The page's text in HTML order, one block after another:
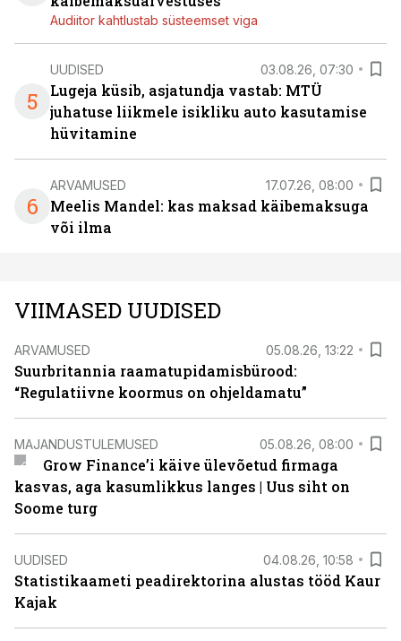
Audiitor kahtlustab süsteemset viga
5
UUDISED 03.08.26, 07:30
Lugeja küsib, asjatundja vastab: MTÜ
juhatuse liikmele isikliku auto kasutamise
hüvitamine
6
ARVAMUSED 17.07.26, 08:00
Meelis Mandel: kas maksad käibemaksuga
või ilma
VIIMASED UUDISED
ARVAMUSED 05.08.26, 13:22
Suurbritannia raamatupidamisbürood:
“Regulatiivne koormus on ohjeldamatu”
MAJANDUSTULEMUSED 05.08.26, 08:00
Grow Finance’i käive ülevõetud firmaga
kasvas, aga kasumlikkus langes | Uus siht on
Soome turg
UUDISED 04.08.26, 10:58
Statistikaameti peadirektorina alustas tööd Kaur
Kajak